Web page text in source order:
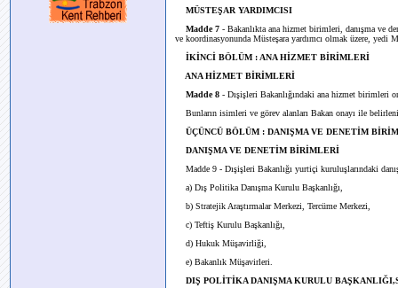
MÜSTEŞAR YARDIMCISI
Madde 7 - Bakanlıkta ana hizmet birimleri, danışma ve
ve koordinasyonunda Müsteşara yardımcı olmak üzere, yedi
İKİNCİ BÖLÜM : ANA HİZMET BİRİMLERİ
ANA HİZMET BİRİMLERİ
Madde 8 - Dışişleri Bakanlığındaki ana hizmet birimleri
Bunların isimleri ve görev alanları Bakan onayı ile
ÜÇÜNCÜ BÖLÜM : DANIŞMA VE DENETİM
DANIŞMA VE DENETİM BİRİMLERİ
Madde 9 - Dışişleri Bakanlığı yurtiçi kuruluşlarındaki
a) Dış Politika Danışma Kurulu Başkanlığı,
b) Stratejik Araştırmalar Merkezi, Tercüme Merkezi,
c) Teftiş Kurulu Başkanlığı,
d) Hukuk Müşavirliği,
e) Bakanlık Müşavirleri.
DIŞ POLİTİKA DANIŞMA KURULU